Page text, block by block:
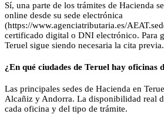
Sí, una parte de los trámites de Hacienda
online desde su sede electrónica
(https://www.agenciatributaria.es/
certificado digital o DNI electrónico. Para
Teruel sigue siendo necesaria la cita previa.
¿En qué ciudades de Teruel hay oficinas
Las principales sedes de Hacienda en
Alcañiz y Andorra. La disponibilidad real
cada oficina y del tipo de trámite.